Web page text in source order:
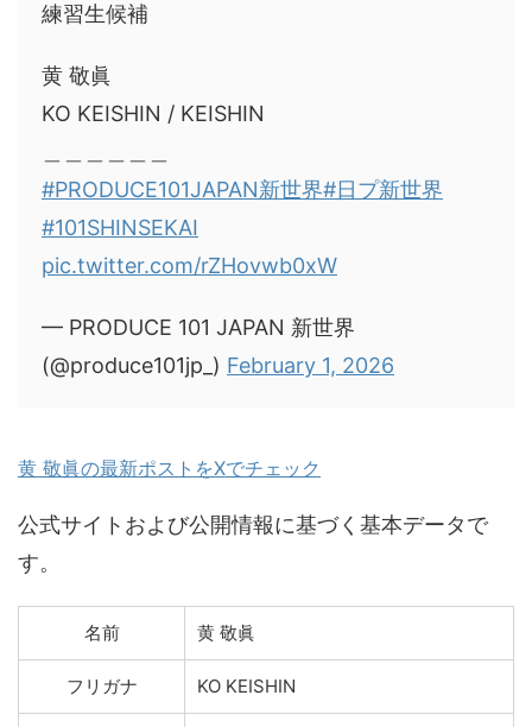
練習生候補
黄 敬眞
KO KEISHIN / KEISHIN
#PRODUCE101JAPAN新世界#日プ新世界
#101SHINSEKAI
pic.twitter.com/rZHovwb0xW
— PRODUCE 101 JAPAN 新世界
(@produce101jp_) February 1, 2026
黄 敬眞の最新ポストをXでチェック
公式サイトおよび公開情報に基づく基本データで
す。
名前 黄 敬眞
フリガナ KO KEISHIN